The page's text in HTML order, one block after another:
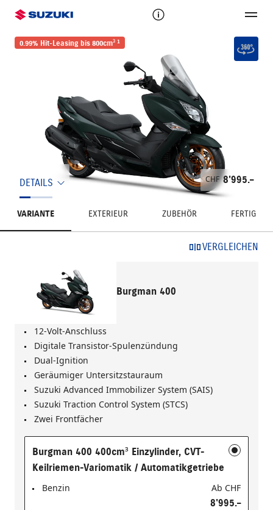
0.99% Hit-Leasing bis 800cm³ 1
CHF 8'995.–
DETAILS
VARIANTE EXTERIEUR ZUBEHÖR FERTIG
VERGLEICHEN
Burgman 400
12-Volt-Anschluss
Digitale Transistor-Spulenzündung
Dual-Ignition
Geräumiger Unter­sitz­stauraum
Suzuki Advanced Immobilizer System (SAIS)
Suzuki Traction Control System (STCS)
Zwei Frontfächer
Burgman 400 400cm³ Einzylinder, CVT-
Keilriemen-Variomatik / Automatikgetriebe
Benzin Ab CHF
8'995.–